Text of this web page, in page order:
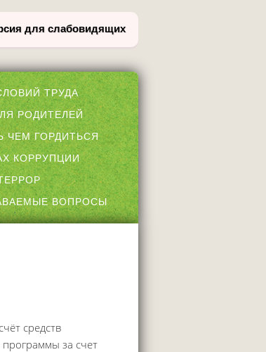
для слабовидящих
ТРУДА
РОДИТЕЛЕЙ
ЧЕМ ГОРДИТЬСЯ
КОРРУПЦИИ
ВОПРОСЫ
средств
за счет